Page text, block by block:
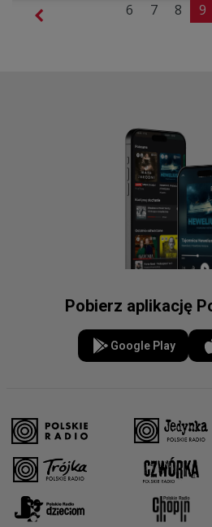
6 7 8 9
Pobierz aplikację
Google Play